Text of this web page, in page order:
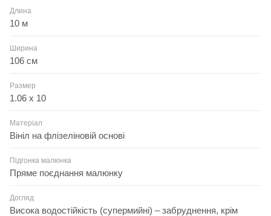
Длина
10 м
Ширина
106 см
Размер
1.06 x 10
Матеріал
Вініл на флізеліновій основі
Підгонка малюнка
Пряме поєднання малюнку
Догляд
Висока водостійкість (супермийні) – забруднення, крім